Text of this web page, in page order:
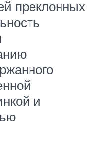
преклонных
и